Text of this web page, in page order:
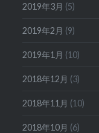
2019年3月 (5)
2019年2月 (9)
2019年1月 (10)
2018年12月 (3)
2018年11月 (10)
2018年10月 (6)